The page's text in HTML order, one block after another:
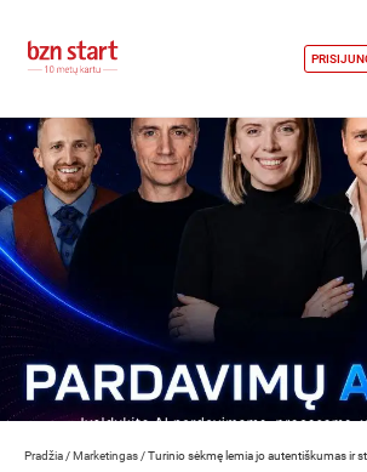
Pradžia /Marketingas /Turinio sėkmę lemia jo autentiškumas ir